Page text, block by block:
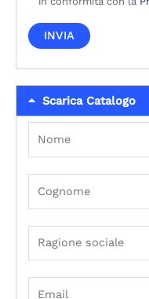
Scarica Catalogo